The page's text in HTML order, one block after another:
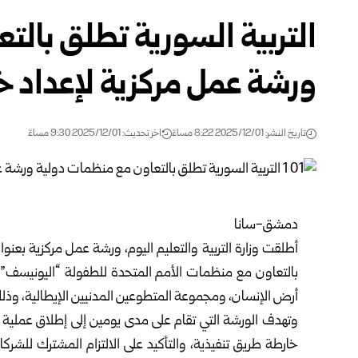
التربية السورية تطلق
ورشة عمل مركزية لإعداد
تاريخ النشر: 2025/12/01 8:22 مساءً اخر تحديث: 2025/12/01 9:30 مساءً
دمشق-سانا
أطلقت وزارة التربية والتعليماليوم، ورشة عمل مركزية
بالتعاون مع منظمات الأمم المتحدة للطفولة “اليونيسف”،
أرض الإنسان، ومجموعة المتطوعين المدنيين الإيطالية،
وتهدف الورشة التي تقام على مدى يومين إلى إطلاق عملية
خارطة طريق تنفيذية، والتأكيد على الالتزام المشترك